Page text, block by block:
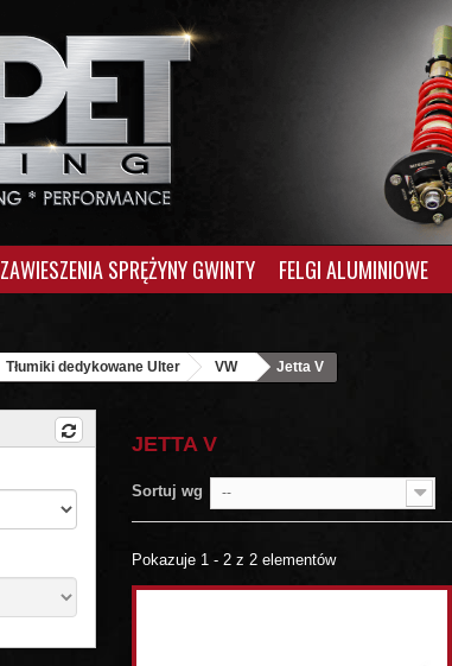
ZAWIESZENIA SPRĘŻYNY GWINTY FELGI ALUMINIOWE
Tłumiki dedykowane Ulter VW Jetta V
JETTA V
Sortuj wg --
Pokazuje 1 - 2 z 2 elementów